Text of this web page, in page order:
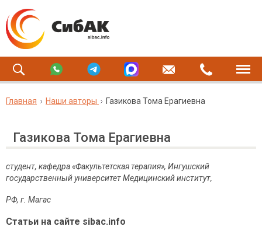
Главная Наши авторы Газикова Тома Ерагиевна
Газикова Тома Ерагиевна
студент, кафедра «Факультетская терапия», Ингушский
государственный университет Медицинский институт,
РФ, г. Магас
Статьи на сайте sibac.info